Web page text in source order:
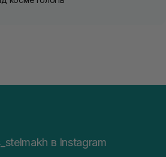
в Instagram